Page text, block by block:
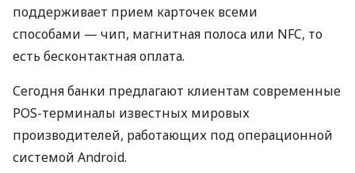
поддерживает прием карточек всеми
способами — чип, магнитная полоса или NFC, то
есть бесконтактная оплата.
Сегодня банки предлагают клиентам современные
POS-терминалы известных мировых
производителей, работающих под операционной
системой Android.